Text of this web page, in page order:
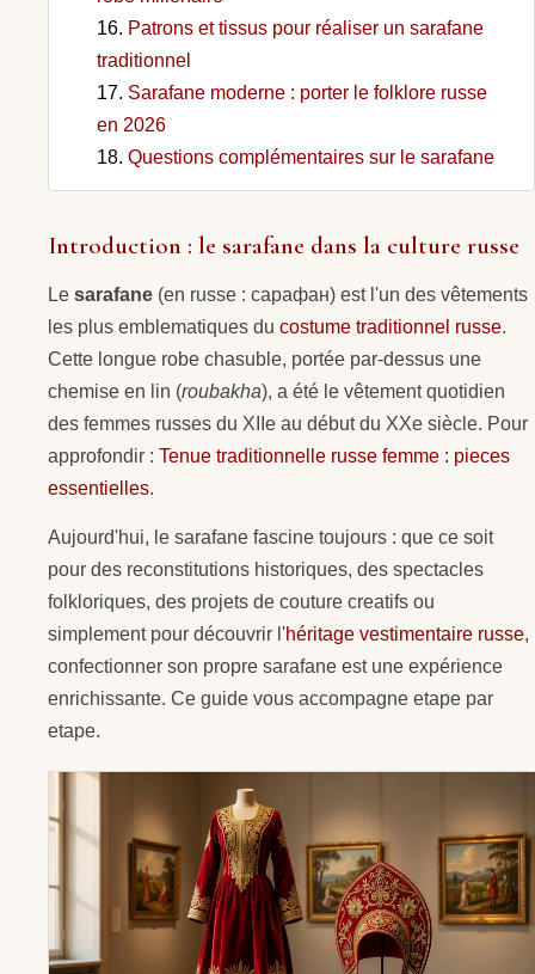
Patrons et tissus pour réaliser un sarafane
traditionnel
Sarafane moderne : porter le folklore russe
en 2026
Questions complémentaires sur le sarafane
Introduction : le sarafane dans la culture russe
Le sarafane (en russe : сарафан) est l'un des vêtements
les plus emblematiques du costume traditionnel russe.
Cette longue robe chasuble, portée par-dessus une
chemise en lin (roubakha), a été le vêtement quotidien
des femmes russes du XIIe au début du XXe siècle. Pour
approfondir : Tenue traditionnelle russe femme : pieces
essentielles.
Aujourd'hui, le sarafane fascine toujours : que ce soit
pour des reconstitutions historiques, des spectacles
folkloriques, des projets de couture creatifs ou
simplement pour découvrir l'héritage vestimentaire russe,
confectionner son propre sarafane est une expérience
enrichissante. Ce guide vous accompagne etape par
etape.